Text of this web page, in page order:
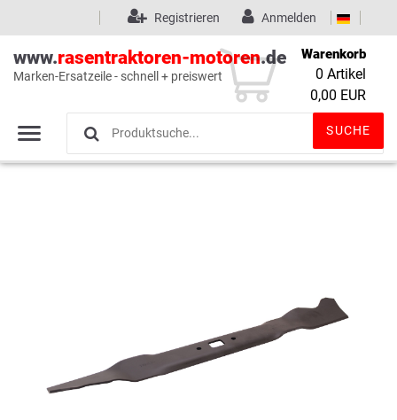
Wunschliste (0)
Anmelden
Registrieren
www.rasentraktoren-motoren.de
Marken-Ersatzeile - schnell + preiswert
SUCHE
Warenkorb
0 Artikel
0,00 EUR